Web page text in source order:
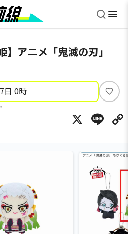
】アニメ「鬼滅の刃」
日 0時
い
ね
X